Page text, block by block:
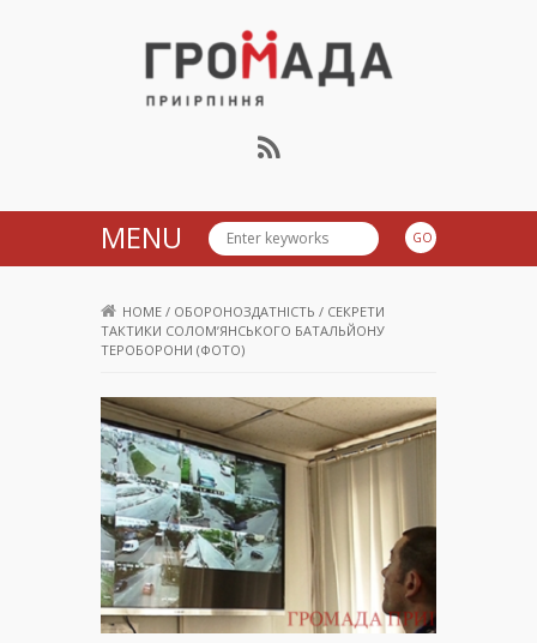
Громада Приірпіння
MENU
HOME / ОБОРОНОЗДАТНІСТЬ / СЕКРЕТИ
ТАКТИКИ СОЛОМ’ЯНСЬКОГО БАТАЛЬЙОНУ
ТЕРОБОРОНИ (ФОТО)